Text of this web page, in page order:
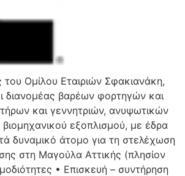
Ομίλου Εταιριών Σφακιανάκη,
διανομέας βαρέων φορτηγών και
και γεννητριών, ανυψωτικών
εξοπλισμού, με έδρα
δυναμικό άτομο για τη στελέχωση
στη Μαγούλα Αττικής (πλησίον
• Επισκευή – συντήρηση